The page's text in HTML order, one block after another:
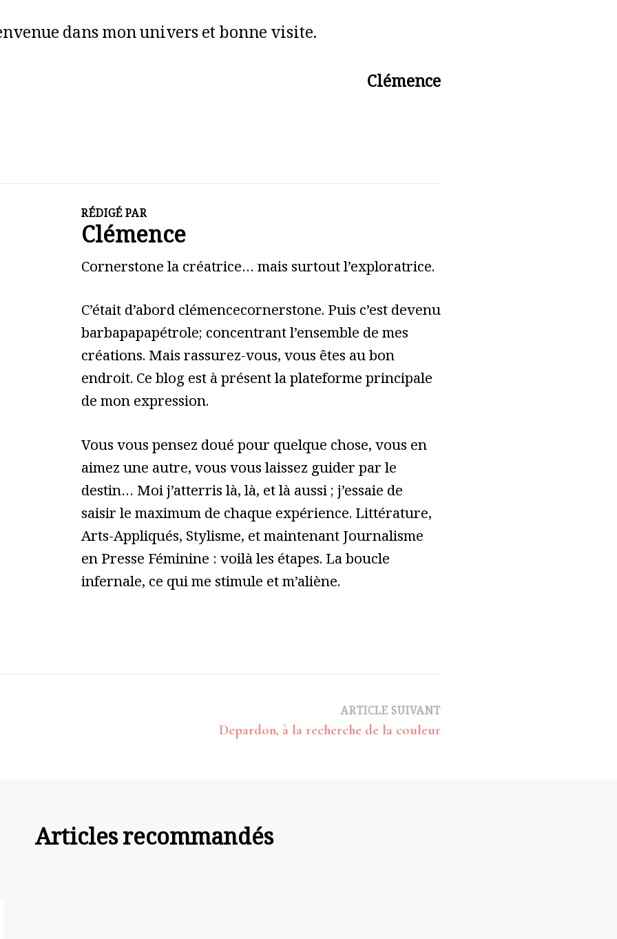
dans mon univers et bonne visite.
Clémence
RÉDIGÉ PAR
Clémence
Cornerstone la créatrice… mais surtout l’exploratrice.
C’était d’abord clémencecornerstone. Puis c’est devenu
barbapapapétrole; concentrant l’ensemble de mes
créations. Mais rassurez-vous, vous êtes au bon
endroit. Ce blog est à présent la plateforme principale
de mon expression.
Vous vous pensez doué pour quelque chose, vous en
aimez une autre, vous vous laissez guider par le
destin… Moi j’atterris là, là, et là aussi ; j’essaie de
saisir le maximum de chaque expérience. Littérature,
Arts-Appliqués, Stylisme, et maintenant Journalisme
en Presse Féminine : voilà les étapes. La boucle
infernale, ce qui me stimule et m’aliène.
ARTICLE SUIVANT
Depardon, à la recherche de la couleur
Articles recommandés